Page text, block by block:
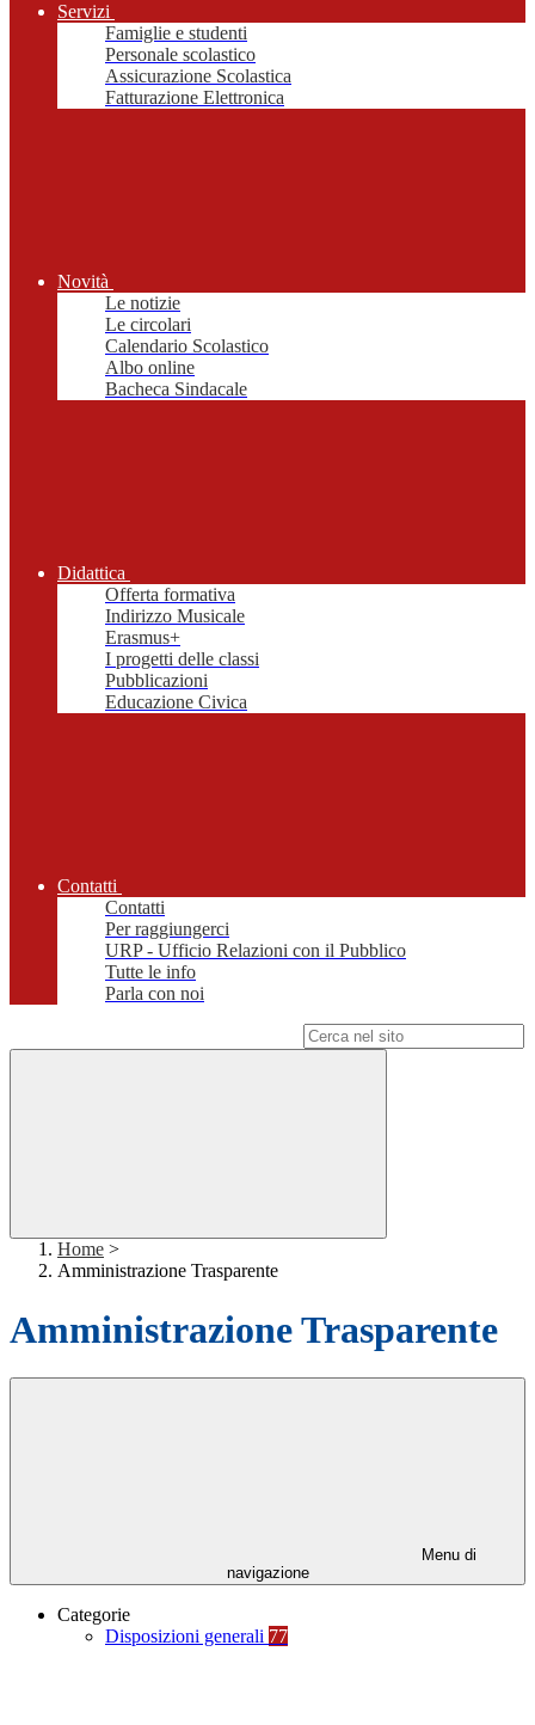
Servizi
Famiglie e studenti
Personale scolastico
Assicurazione Scolastica
Fatturazione Elettronica
Novità
Le notizie
Le circolari
Calendario Scolastico
Albo online
Bacheca Sindacale
Didattica
Offerta formativa
Indirizzo Musicale
Erasmus+
I progetti delle classi
Pubblicazioni
Educazione Civica
Contatti
Contatti
Per raggiungerci
URP - Ufficio Relazioni con il Pubblico
Tutte le info
Parla con noi
Home >
Amministrazione Trasparente
Amministrazione Trasparente
Menu di
navigazione
Categorie
Disposizioni generali 77